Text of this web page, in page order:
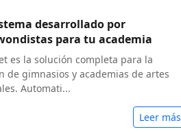
desarrollado por
para tu academia
es la solución completa para la
de gimnasios y academias de artes
Automati...
Leer más